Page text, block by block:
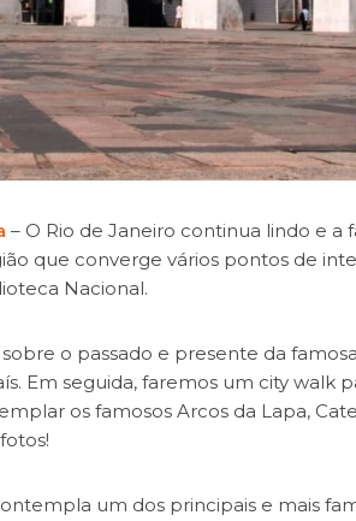
– O Rio de Janeiro continua lindo e
que converge vários pontos de
Nacional.
o passado e presente da
Em seguida, faremos um city walk
os famosos Arcos da Lapa,
um dos principais e mais